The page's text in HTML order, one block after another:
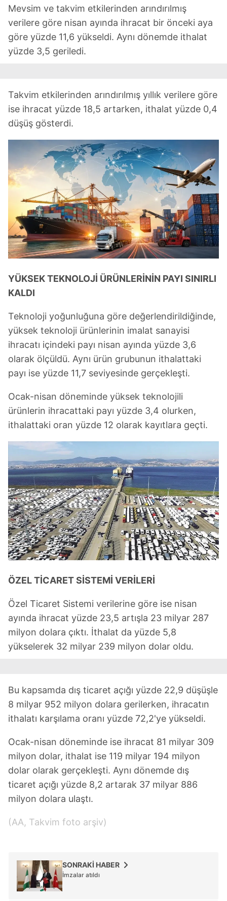
Mevsim ve takvim etkilerinden arındırılmış
verilere göre nisan ayında ihracat bir önceki aya
göre yüzde 11,6 yükseldi. Aynı dönemde ithalat
yüzde 3,5 geriledi.
Takvim etkilerinden arındırılmış yıllık verilere göre
ise ihracat yüzde 18,5 artarken, ithalat yüzde 0,4
düşüş gösterdi.
YÜKSEK TEKNOLOJİ ÜRÜNLERİNİN PAYI SINIRLI
KALDI
Teknoloji yoğunluğuna göre değerlendirildiğinde,
yüksek teknoloji ürünlerinin imalat sanayisi
ihracatı içindeki payı nisan ayında yüzde 3,6
olarak ölçüldü. Aynı ürün grubunun ithalattaki
payı ise yüzde 11,7 seviyesinde gerçekleşti.
Ocak-nisan döneminde yüksek teknolojili
ürünlerin ihracattaki payı yüzde 3,4 olurken,
ithalattaki oran yüzde 12 olarak kayıtlara geçti.
ÖZEL TİCARET SİSTEMİ VERİLERİ
Özel Ticaret Sistemi verilerine göre ise nisan
ayında ihracat yüzde 23,5 artışla 23 milyar 287
milyon dolara çıktı. İthalat da yüzde 5,8
yükselerek 32 milyar 239 milyon dolar oldu.
Bu kapsamda dış ticaret açığı yüzde 22,9 düşüşle
8 milyar 952 milyon dolara gerilerken, ihracatın
ithalatı karşılama oranı yüzde 72,2'ye yükseldi.
Ocak-nisan döneminde ise ihracat 81 milyar 309
milyon dolar, ithalat ise 119 milyar 194 milyon
dolar olarak gerçekleşti. Aynı dönemde dış
ticaret açığı yüzde 8,2 artarak 37 milyar 886
milyon dolara ulaştı.
(AA, Takvim foto arşiv)
SONRAKİ HABER
İmzalar atıldı